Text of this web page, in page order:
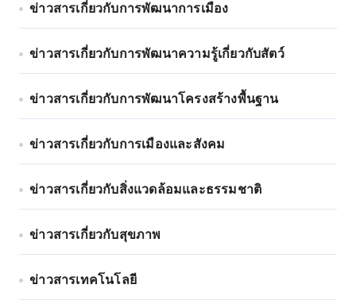
ข่าวสารเกี่ยวกับการพัฒนาการเมือง
ข่าวสารเกี่ยวกับการพัฒนาความรู้เกี่ยวกับสัตว์
ข่าวสารเกี่ยวกับการพัฒนาโครงสร้างพื้นฐาน
ข่าวสารเกี่ยวกับการเมืองและสังคม
ข่าวสารเกี่ยวกับสิ่งแวดล้อมและธรรมชาติ
ข่าวสารเกี่ยวกับสุขภาพ
ข่าวสารเทคโนโลยี